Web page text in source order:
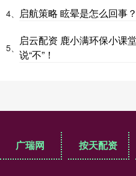
4、 启航策略 眩晕是怎么回事
5、
启云配资 鹿小满环保小课
说“不”！
广瑞网 按天配资